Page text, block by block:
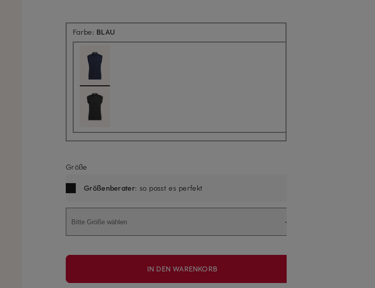
Farbe: BLAU
Größe
Größenberater: so passt es perfekt
Bitte Größe wählen
IN DEN WARENKORB